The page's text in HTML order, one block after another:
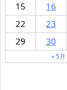
15
16
22
23
29
30
« 5月